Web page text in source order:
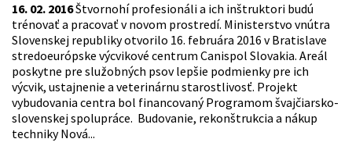
16. 02. 2016Štvornohí profesionáli a ich inštruktori budú
trénovať a pracovať v novom prostredí. Ministerstvo vnútra
Slovenskej republiky otvorilo 16. februára 2016 v Bratislave
stredoeurópske výcvikové centrum Canispol Slovakia. Areál
poskytne pre služobných psov lepšie podmienky pre ich
výcvik, ustajnenie a veterinárnu starostlivosť. Projekt
vybudovania centra bol financovaný Programom švajčiarsko-
slovenskej spolupráce. Budovanie, rekonštrukcia a nákup
techniky Nová...